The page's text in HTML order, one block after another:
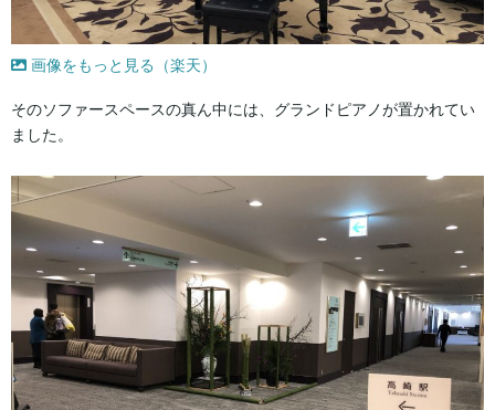
画像をもっと見る（楽天）
そのソファースペースの真ん中には、グランドピアノが置かれてい
ました。